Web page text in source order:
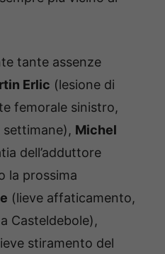
tante assenze
Erlic (lesione di
femorale sinistro,
Michel
dell’adduttore
la prossima
(lieve affaticamento,
Casteldebole),
stiramento del